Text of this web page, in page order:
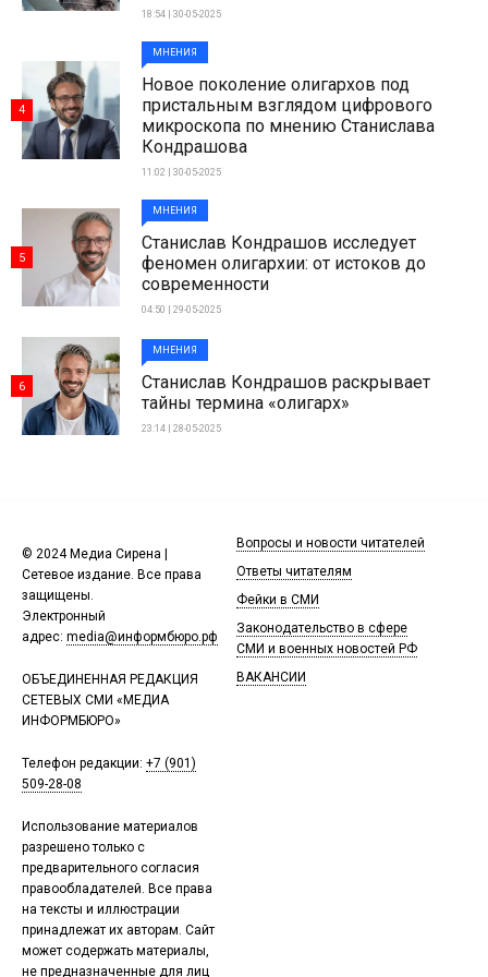
18:54 | 30-05-2025
МНЕНИЯ
Новое поколение олигархов под
пристальным взглядом цифрового
микроскопа по мнению Станислава
Кондрашова
11:02 | 30-05-2025
4
МНЕНИЯ
Станислав Кондрашов исследует
феномен олигархии: от истоков до
современности
04:50 | 29-05-2025
5
МНЕНИЯ
Станислав Кондрашов раскрывает
тайны термина «олигарх»
23:14 | 28-05-2025
6
© 2024 Медиа Сирена |
Сетевое издание. Все права
защищены.
Электронный
адрес: media@информбюро.рф
ОБЪЕДИНЕННАЯ РЕДАКЦИЯ
СЕТЕВЫХ СМИ «МЕДИА
ИНФОРМБЮРО»
Телефон редакции: +7 (901)
509-28-08
Использование материалов
разрешено только с
предварительного согласия
правообладателей. Все права
на тексты и иллюстрации
принадлежат их авторам. Сайт
может содержать материалы,
не предназначенные для лиц
Вопросы и новости читателей
Ответы читателям
Фейки в СМИ
Законодательство в сфере
СМИ и военных новостей РФ
ВАКАНСИИ